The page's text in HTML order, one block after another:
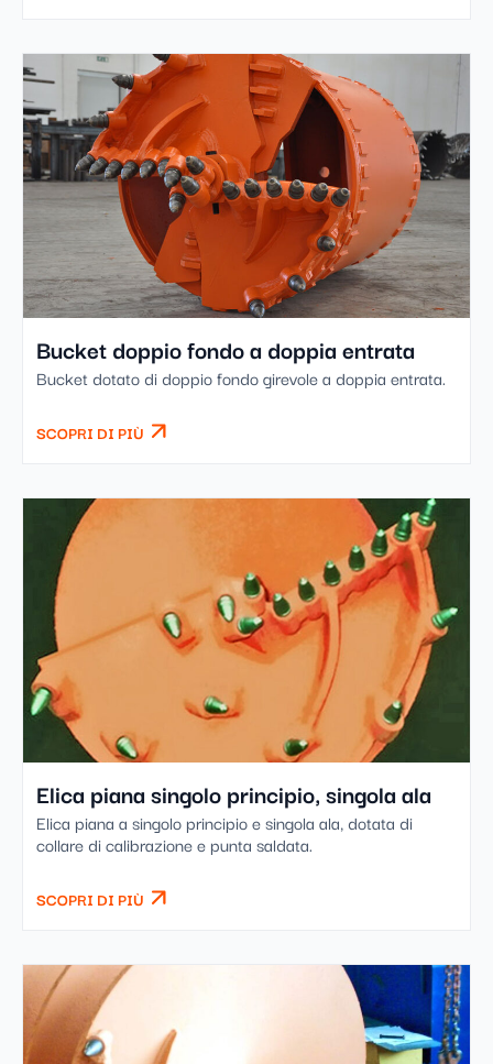
Bucket doppio fondo a doppia entrata
Bucket dotato di doppio fondo girevole a doppia entrata.
SCOPRI DI PIÙ
Elica piana singolo principio, singola ala
Elica piana a singolo principio e singola ala, dotata di
collare di calibrazione e punta saldata.
SCOPRI DI PIÙ